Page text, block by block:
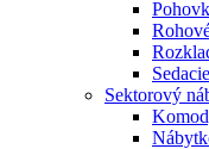
Sektorový